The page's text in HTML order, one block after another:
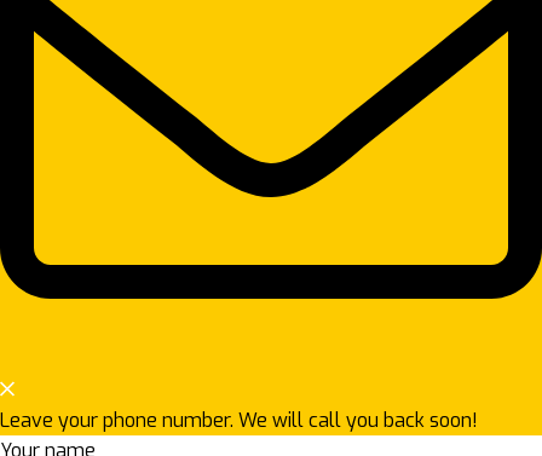
Leave your phone number. We will call you back soon!
Your name